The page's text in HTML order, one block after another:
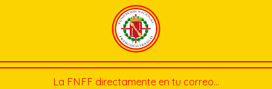
La FNFF directamente en tu correo…